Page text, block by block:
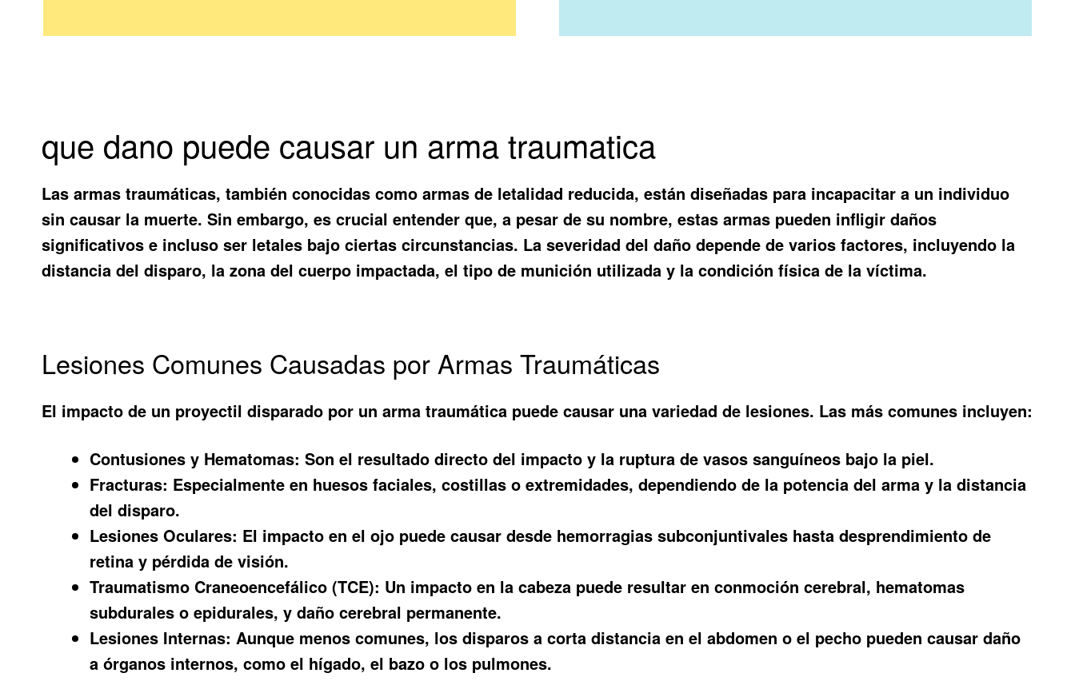
que dano puede causar un arma traumatica
Las armas traumáticas, también conocidas como armas de letalidad reducida, están diseñadas para incapacitar a un individuo
sin causar la muerte. Sin embargo, es crucial entender que, a pesar de su nombre, estas armas pueden infligir daños
significativos e incluso ser letales bajo ciertas circunstancias. La severidad del daño depende de varios factores, incluyendo la
distancia del disparo, la zona del cuerpo impactada, el tipo de munición utilizada y la condición física de la víctima.
Lesiones Comunes Causadas por Armas Traumáticas
El impacto de un proyectil disparado por un arma traumática puede causar una variedad de lesiones. Las más comunes incluyen:
Contusiones y Hematomas: Son el resultado directo del impacto y la ruptura de vasos sanguíneos bajo la piel.
Fracturas: Especialmente en huesos faciales, costillas o extremidades, dependiendo de la potencia del arma y la distancia
del disparo.
Lesiones Oculares: El impacto en el ojo puede causar desde hemorragias subconjuntivales hasta desprendimiento de
retina y pérdida de visión.
Traumatismo Craneoencefálico (TCE): Un impacto en la cabeza puede resultar en conmoción cerebral, hematomas
subdurales o epidurales, y daño cerebral permanente.
Lesiones Internas: Aunque menos comunes, los disparos a corta distancia en el abdomen o el pecho pueden causar daño
a órganos internos, como el hígado, el bazo o los pulmones.